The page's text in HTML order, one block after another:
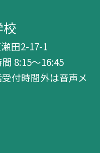
田2-17-1
8:15～16:45
付時間外は音声メ